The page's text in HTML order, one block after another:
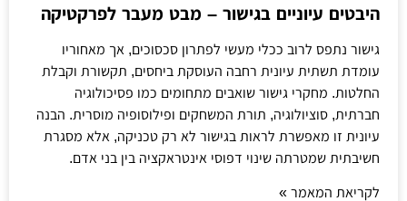
היבטים עיוניים בגישור – מבט מעבר לפרקטיקה
גישור נתפס לרוב ככלי מעשי לפתרון סכסוכים, אך מאחוריו
עומדת תשתית עיונית רחבה העוסקת ביחסים, תקשורת וקבלת
החלטות. מחקרי גישור שואבים מתחומים כמו פסיכולוגיה
חברתית, סוציולוגיה, תורת המשחקים ופילוסופיה מוסרית. הבנה
עיונית זו מאפשרת לראות בגישור לא רק טכניקה, אלא מסגרת
חשיבתית שמטרתה שינוי דפוסי אינטראקציה בין בני אדם.
לקריאת המאמר »